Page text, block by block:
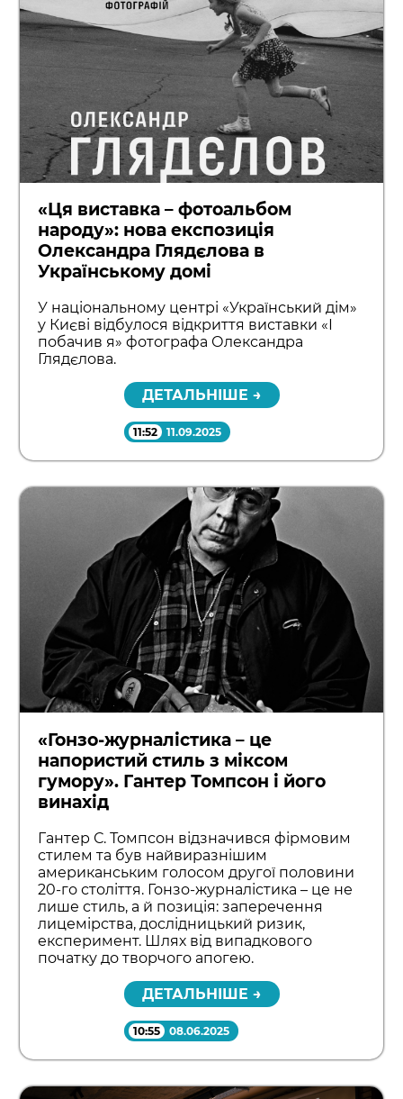
«Ця виставка – фотоальбом
народу»: нова експозиція
Олександра Глядєлова в
Українському домі
У національному центрі «Український дім»
у Києві відбулося відкриття виставки «І
побачив я» фотографа Олександра
Глядєлова.
ДЕТАЛЬНІШЕ →
11:52 11.09.2025
«Гонзо-журналістика – це
напористий стиль з міксом
гумору». Гантер Томпсон і його
винахід
Гантер С. Томпсон відзначився фірмовим
стилем та був найвиразнішим
американським голосом другої половини
20-го століття. Гонзо-журналістика – це не
лише стиль, а й позиція: заперечення
лицемірства, дослідницький ризик,
експеримент. Шлях від випадкового
початку до творчого апогею.
ДЕТАЛЬНІШЕ →
10:55 08.06.2025